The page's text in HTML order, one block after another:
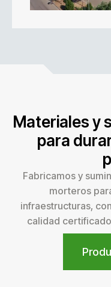
Materiales y
para
Fabricamos y
morteros
infraestructuras,
calidad